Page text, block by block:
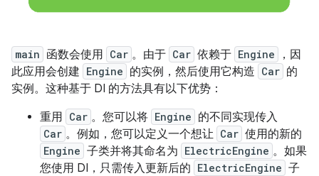
main 函数会使用 Car 。由于 Car 依赖于 Engine
，因
此应用会创建 Engine 的实例，然后使用它构造 Car 的
实例。这种基于 DI 的方法具有以下优势：
重用 Car 。您可以将 Engine 的不同实现传入
Car 。例如，您可以定义一个想让 Car 使用的新的
Engine 子类并将其命名为 ElectricEngine 。如果
您使用 DI，只需传入更新后的 ElectricEngine 子